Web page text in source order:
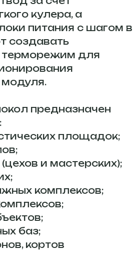
кулера, а
питания с шагом в
создавать
терморежим для
предназначен
площадок;
и мастерских);
комплексов;
баз;
кортов